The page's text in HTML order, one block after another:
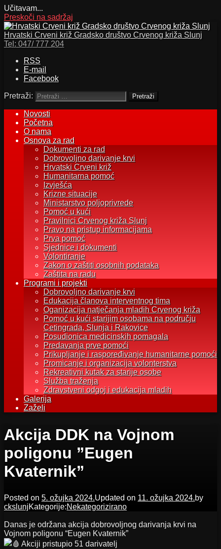
Učitavam...
Preskoči na sadržaj
Hrvatski Crveni križ Gradsko društvo Crvenog križa Slunj
Tel: 047/ 777 204
RSS
E-mail
Facebook
Pretraži:
Novosti
Početna
O nama
Osnova za rad
Dokumenti za rad
Dobrovoljno darivanje krvi
Hrvatski Crveni križ
Humanitarna pomoć
Izvješća
Krizne situacije
Ministarstvo poljoprivrede
Pomoć u kući
Pravilnici Crvenog križa Slunj
Pravo na pristup informacijama
Prva pomoć
Sjednice i dokumenti
Volontiranje
Zakon o zaštiti osobnih podataka
Zaštita na radu
Programi i projekti
Dobrovoljno darivanje krvi
Edukacija članova interventnog tima
Oganizacija natječanja mladih Crvenog križa
Pomoć u kući starijim osobama na području
Cetingrada, Slunja i Rakovice
Posudionica medicinskih pomagala
Predavanja prve pomoći
Prikupljanje i raspoređivanje humanitarne pomoći
Promicanje i organizacija volonterstva
Rekreativni kutak za starije osobe
Služba traženja
Zdravstveni odgoj i edukacija mladih
Galerija
Zaželi
Akcija DDK na Vojnom
poligonu ”Eugen
Kvaternik”
Posted on 5. ožujka 2024.Updated on 11. ožujka 2024.by
ckslunjKategorije:Nekategorizirano
Danas je održana akcija dobrovoljnog darivanja krvi na
Vojnom poligonu “Eugen Kvaternik”
Akciji pristupio 51 darivatelj